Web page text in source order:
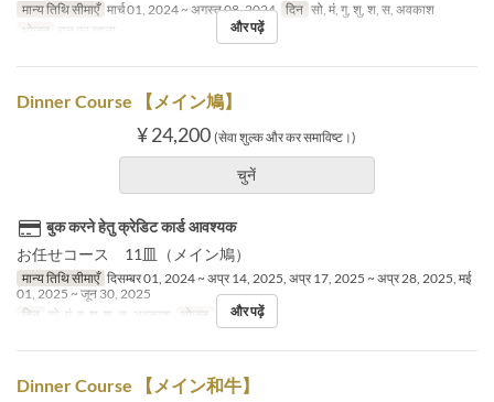
मान्य तिथि सीमाएँ मार्च 01, 2024 ~ अगस्त 08, 2024 दिन सो, मं, गु, शु, श, स, अवकाश
भोजन
रात का खाना और पढ़ें
Dinner Course 【メイン鳩】
¥ 24,200 (सेवा शुल्क और कर समाविष्ट।)
चुनें
बुक करने हेतु क्रेडिट कार्ड आवश्यक
お任せコース 11皿（メイン鳩）
मान्य तिथि सीमाएँ दिसम्बर 01, 2024 ~ अप्र 14, 2025, अप्र 17, 2025 ~ अप्र 28, 2025, मई
01, 2025 ~ जून 30, 2025
दिन
सो, मं, गु, शु, श, स, अवकाश भोजन रात का खाना
और पढ़ें
Dinner Course 【メイン和牛】